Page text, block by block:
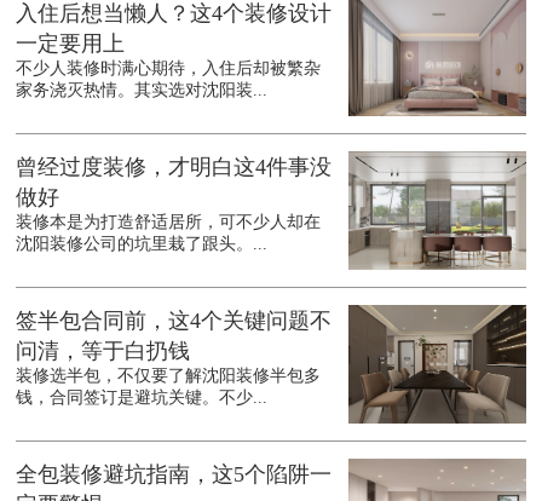
入住后想当懒人？这4个装修设计
一定要用上
不少人装修时满心期待，入住后却被繁杂
家务浇灭热情。其实选对沈阳装...
曾经过度装修，才明白这4件事没
做好
装修本是为打造舒适居所，可不少人却在
沈阳装修公司的坑里栽了跟头。...
签半包合同前，这4个关键问题不
问清，等于白扔钱
装修选半包，不仅要了解沈阳装修半包多
钱，合同签订是避坑关键。不少...
全包装修避坑指南，这5个陷阱一